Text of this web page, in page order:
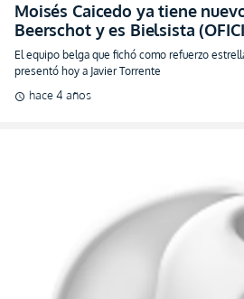
Moisés Caicedo ya tiene
Beerschot y es Bielsista
El equipo belga que fichó como refuerzo
presentó hoy a Javier Torrente
schedule hace 4 años